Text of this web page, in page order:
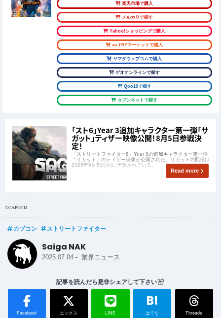
楽天市場で購入
メルカリで探す
Yahoo!ショッピングで購入
au PAYマーケットで購入
ヤマダウェブコムで購入
ゲオオンラインで探す
Qoo10で探す
セブンネットで探す
「スト6」Year 3追加キャラクター第一弾「サ
ガット」ティザー映像公開！8月5日参戦決
定！
「ストリートファイター6」Year 3の追加キャラクター第一弾
「サガット」のティザー映像が公開された。サガットの配信は
2025年8月5日(火)に予定されている。
Read more
©CAPCOM
カプコン ストリートファイター
Saiga NAK
2025.07.04 - 業界ニュース
記事を読んだら是非シェアして下さい
Facebook エックス LINE
B!
はてな Threads